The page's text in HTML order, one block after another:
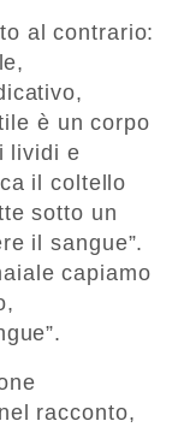
al contrario:
è un corpo
lividi e
il coltello
sotto un
il sangue”.
capiamo
racconto,